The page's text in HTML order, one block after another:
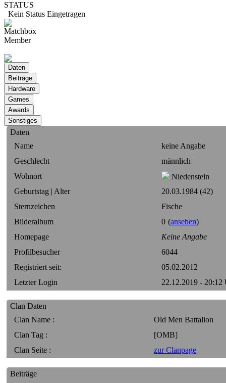
STATUS
Kein Status Eingetragen
Matchbox
Member
Daten
Name
keine Angabe
Geschlecht
männlich
Wohnort
Niedenstein
Geburtstag | Alter
20.03.1984 (42)
Sternzeichen
Fische
Bilderalbum
0 (ansehen)
Homepage
Keine Angabe
Profilbesucher
6044
Registriert seit:
05.02.2012
Letzter Login
22.12.2019 - 20:12
Clan Daten
Clan Name :
Old Men Battalion
Clan Tag :
[OMB]
Clan Seite :
zur Clanpage
Beiträge